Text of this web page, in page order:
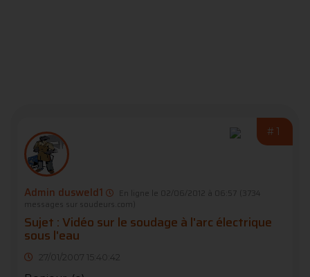
#1
Admin dusweld1 En ligne le 02/06/2012 à 06:57
(3734
messages sur soudeurs.com)
Sujet : Vidéo sur le soudage à l'arc électrique
sous l'eau
27/01/2007 15:40:42